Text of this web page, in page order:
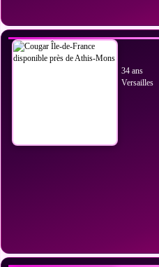
34 ans
Versailles